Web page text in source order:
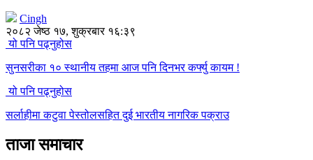
Cingh
२०८२ जेष्ठ १७, शुक्रबार १६:३९
यो पनि पढ्नुहोस
सुनसरीका १० स्थानीय तहमा आज पनि दिनभर कर्फ्यु कायम !
यो पनि पढ्नुहोस
सर्लाहीमा कटुवा पेस्तोलसहित दुई भारतीय नागरिक पक्राउ
ताजा समाचार